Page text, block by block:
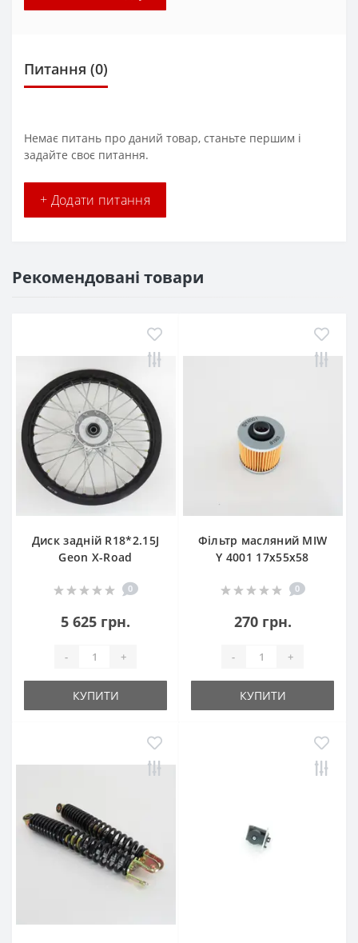
Питання (0)
Немає питань про даний товар, станьте першим і
задайте своє питання.
+ Додати питання
Рекомендовані товари
Диск задній R18*2.15J
Geon X-Road
0
5 625 грн.
- +
КУПИТИ
Фільтр масляний MIW
Y 4001 17х55х58
0
270 грн.
- +
КУПИТИ